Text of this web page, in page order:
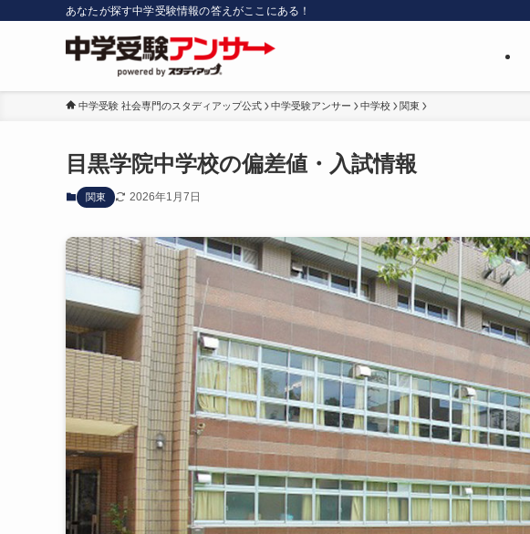
あなたが探す中学受験情報の答えがここにある！
中学受験 社会専門のスタディアップ公式 中学受験アンサー 中学校 関東
目黒学院中学校の偏差値・入試情報
関東 2026年1月7日